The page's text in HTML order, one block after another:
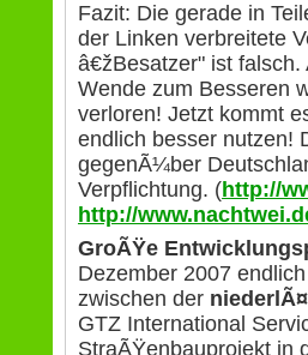
Fazit: Die gerade in
der Linken verbreitete
â€žBesatzer" ist
Wende zum Besseren
verloren! Jetzt kommt
endlich besser nutzen!
gegenÃ¼ber
Verpflichtung. (http://
http://
GroÃŸe
Dezember 2007
zwischen der
GTZ International
StraÃŸenbauprojekt in